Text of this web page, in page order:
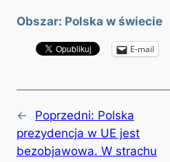
Obszar: Polska w świecie
E-mail
← Poprzedni: Polska
prezydencja w UE jest
bezobjawowa. W strachu